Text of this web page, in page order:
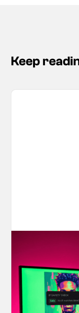
Keep
Your AI
OpenArt's IP
Creators
You made
share?
by CopySight,